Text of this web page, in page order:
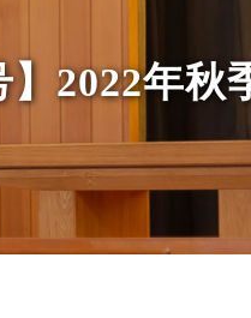
】2022年